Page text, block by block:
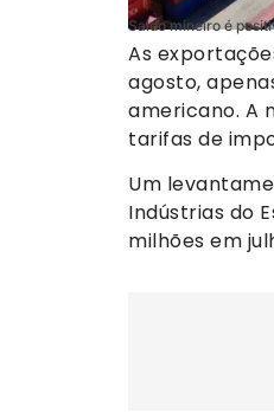
Saldo mineiro é
As
agosto,
americano. A
tarifas de
Um
Indústrias do
milhões em